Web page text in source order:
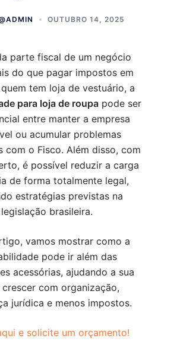
OUTUBRO 14, 2025
parte fiscal de um negócio
do que pagar impostos em
tem loja de vestuário, a
para loja de roupapode ser
entre manter a empresa
ou acumular problemas
com o Fisco. Além disso, com
é possível reduzir a carga
de forma totalmente legal,
estratégias previstas na
legislação brasileira.
vamos mostrar como a
pode ir além das
acessórias, ajudando a sua
crescer com organização,
jurídica e menos impostos.
e solicite um orçamento!